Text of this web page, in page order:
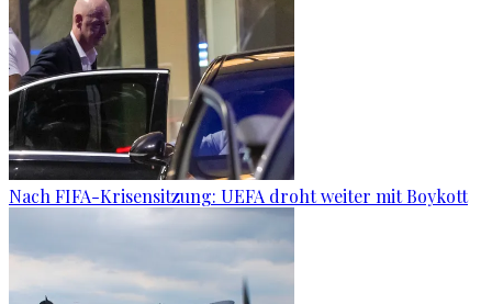
Nach FIFA-Krisensitzung: UEFA droht weiter mit Boykott